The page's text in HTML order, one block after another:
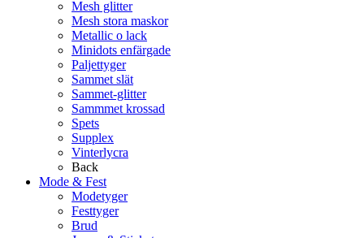
Mesh glitter
Mesh stora maskor
Metallic o lack
Minidots enfärgade
Paljettyger
Sammet slät
Sammet-glitter
Sammmet krossad
Spets
Supplex
Vinterlycra
Back
Mode & Fest
Modetyger
Festtyger
Brud